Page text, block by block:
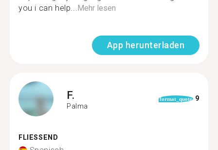
you i can help... Mehr lesen
App herunterladen
F.
Palma
format_quote 9
FLIESSEND